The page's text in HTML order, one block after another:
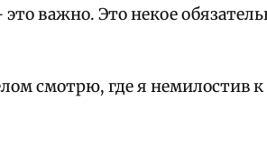
важно. Это некое
смотрю, где я немилостив к